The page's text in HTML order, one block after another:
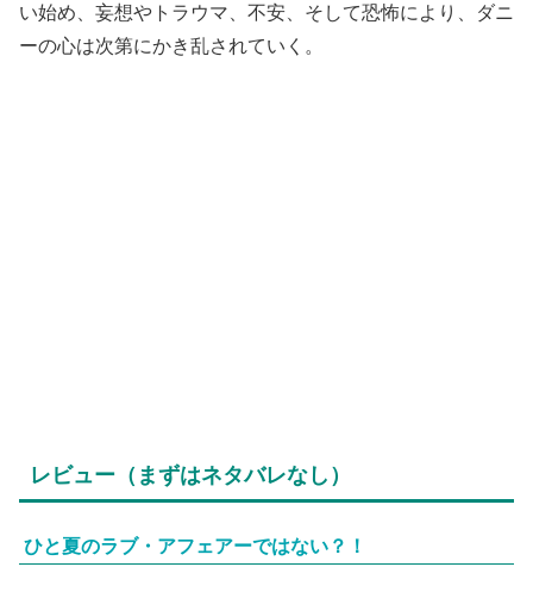
い始め、妄想やトラウマ、不安、そして恐怖により、ダニ
ーの心は次第にかき乱されていく。
レビュー（まずはネタバレなし）
ひと夏のラブ・アフェアーではない？！